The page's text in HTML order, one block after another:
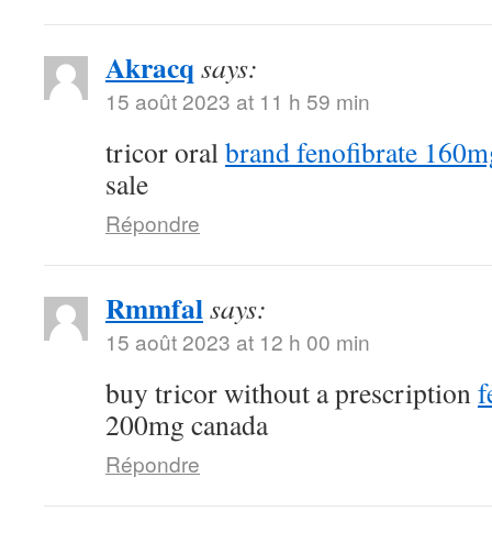
Akracq says:
15 août 2023 at 11 h 59 min
tricor oralbrand fenofibrate
sale
Répondre
Rmmfalsays:
15 août 2023 at 12 h 00 min
buy tricor without a prescription
200mg canada
Répondre